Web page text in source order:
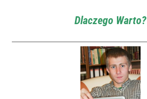
Dlaczego Warto?